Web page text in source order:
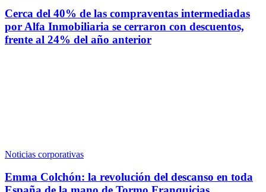
Cerca del 40% de las compraventas intermediadas
por Alfa Inmobiliaria se cerraron con descuentos,
frente al 24% del año anterior
Noticias corporativas
Emma Colchón: la revolución del descanso en toda